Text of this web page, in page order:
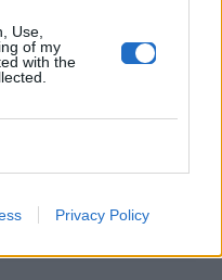
Use,
of my
with the
Privacy Policy
Celeb News
Rihanna: Η